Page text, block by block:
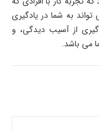
به شما در یادگیری
از آسیب دیدگی، و
می باشد.